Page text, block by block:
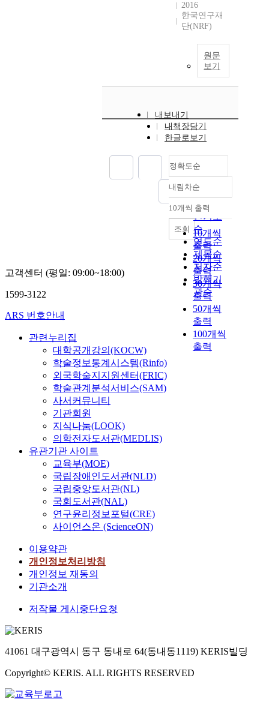
2016
한국연구재
단(NRF)
원문
보기
내보내기
내책장담기
한글로보기
정확도순
정확도
순
인기도
순
연도순
제목순
저자순
발행기
관순
내림차순
내림차순
10개씩 출력
10개씩
출력
20개씩
출력
30개씩
출력
50개씩
출력
100개씩
출력
조회
고객센터 (평일: 09:00~18:00)
1599-3122
ARS 번호안내
관련누리집
대학공개강의(KOCW)
학술정보통계시스템(Rinfo)
외국학술지지원센터(FRIC)
학술관계분석서비스(SAM)
사서커뮤니티
기관회원
지식나눔(LOOK)
의학전자도서관(MEDLIS)
유관기관 사이트
교육부(MOE)
국립장애인도서관(NLD)
국립중앙도서관(NL)
국회도서관(NAL)
연구윤리정보포털(CRE)
사이언스온 (ScienceON)
이용약관
개인정보처리방침
개인정보 재동의
기관소개
저작물 게시중단요청
41061 대구광역시 동구 동내로 64(동내동1119) KERIS빌딩
Copyright© KERIS. ALL RIGHTS RESERVED